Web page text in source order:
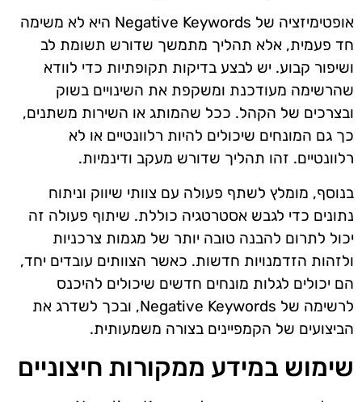
אופטימיזציה של Negative Keywords היא לא משימה
חד פעמית, אלא תהליך מתמשך שדורש תשומת לב
ושיפור קבוע. יש לבצע בדיקות תקופתיות כדי לוודא
שהרשימה מעודכנת ומשקפת את השינויים בשוק
ובצרכים של הקהל. ככל שהמותג או השירות משתנים,
כך גם המונחים שיכולים להיות רלוונטיים או לא
רלוונטיים. זהו תהליך שדורש מעקב ודינמיות.
בנוסף, מומלץ לשתף פעולה עם צוותי שיווק וניתוח
נתונים כדי לגבש אסטרטגיה כוללת. שיתוף פעולה זה
יכול לתרום להבנה טובה יותר של מגמות צרכניות
ולזהות הזדמנויות חדשות. כאשר הצוותים עובדים יחד,
הם יכולים לגלות מונחים חדשים שיכולים להיכנס
לרשימה של Negative Keywords, ובכך לשדרג את
הביצועים של הקמפיינים בצורה משמעותית.
שימוש במידע ממקורות חיצוניים